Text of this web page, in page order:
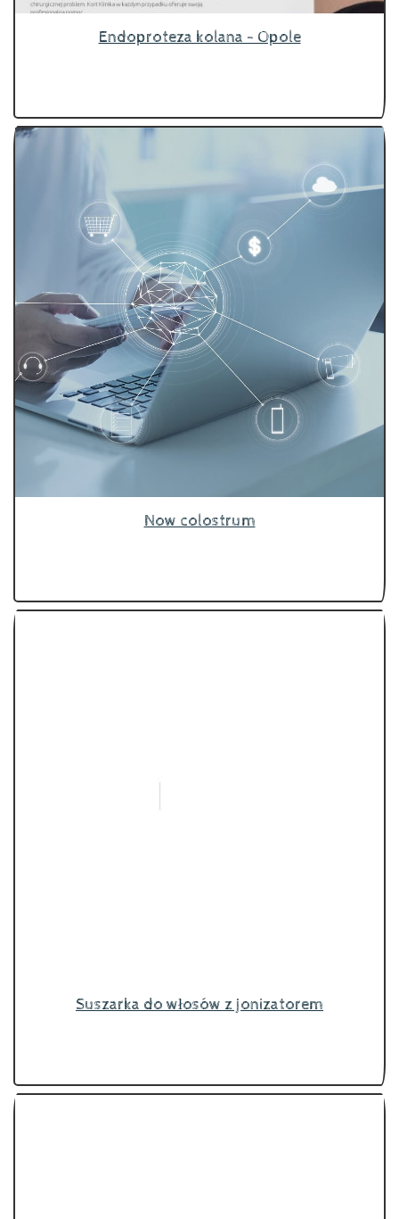
Endoproteza kolana - Opole
Now colostrum
Suszarka do włosów z jonizatorem